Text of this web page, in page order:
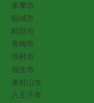
多摩市
稲城市
町田市
青梅市
羽村市
福生市
東村山市
八王子市